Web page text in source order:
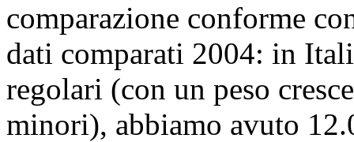
comparazione conforme
dati comparati 2004: in
regolari (con un peso
minori), abbiamo avuto